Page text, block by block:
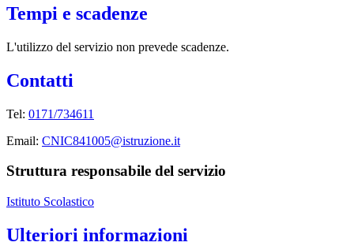
Tempi e scadenze
L'utilizzo del servizio non prevede scadenze.
Contatti
Tel: 0171/734611
Email: CNIC841005@istruzione.it
Struttura responsabile del servizio
Istituto Scolastico
Ulteriori informazioni